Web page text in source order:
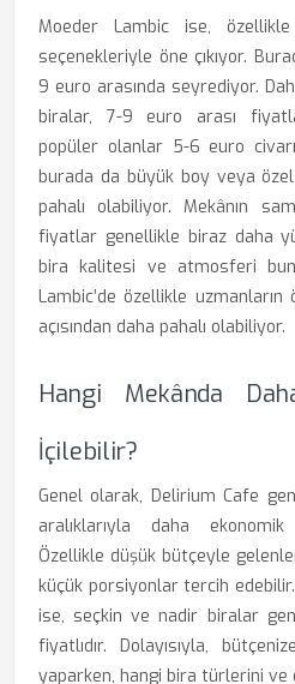
Moeder Lambic ise,
seçenekleriyle öne çıkıyor.
9 euro arasında seyrediyor.
biralar, 7-9 euro arası
popüler olanlar 5-6 euro
burada da büyük boy veya
pahalı olabiliyor. Mekânın
fiyatlar genellikle biraz daha
bira kalitesi ve atmosferi
Lambic’de özellikle
açısından daha pahalı olabiliyor.
Hangi Mekânda
İçilebilir?
Genel olarak, Delirium Cafe
aralıklarıyla daha
Özellikle düşük bütçeyle
küçük porsiyonlar tercih edebilir.
ise, seçkin ve nadir biralar
fiyatlıdır. Dolayısıyla,
yaparken, hangi bira türlerini